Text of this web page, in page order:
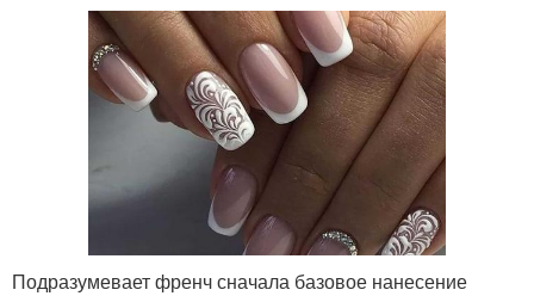
Подразумевает френч сначала базовое нанесение